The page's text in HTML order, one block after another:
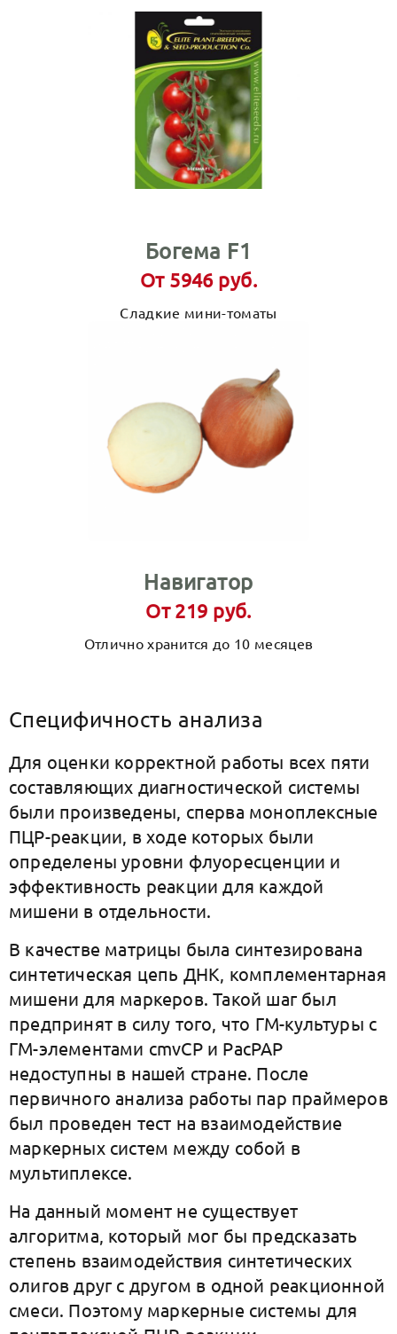
Богема F1
От 5946 руб.
Сладкие мини-томаты
Навигатор
От 219 руб.
Отлично хранится до 10 месяцев
Специфичность анализа
Для оценки корректной работы всех пяти
составляющих диагностической системы
были произведены, сперва моноплексные
ПЦР-реакции, в ходе которых были
определены уровни флуоресценции и
эффективность реакции для каждой
мишени в отдельности.
В качестве матрицы была синтезирована
синтетическая цепь ДНК, комплементарная
мишени для маркеров. Такой шаг был
предпринят в силу того, что ГМ-культуры с
ГМ-элементами cmvCP и PacPAP
недоступны в нашей стране. После
первичного анализа работы пар праймеров
был проведен тест на взаимодействие
маркерных систем между собой в
мультиплексе.
На данный момент не существует
алгоритма, который мог бы предсказать
степень взаимодействия синтетических
олигов друг с другом в одной реакционной
смеси. Поэтому маркерные системы для